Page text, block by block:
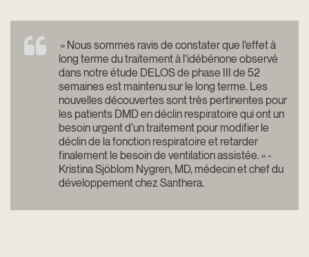
» Nous sommes ravis de constater que l’effet à
long terme du traitement à l’idébénone observé
dans notre étude DELOS de phase III de 52
semaines est maintenu sur le long terme. Les
nouvelles découvertes sont très pertinentes pour
les patients DMD en déclin respiratoire qui ont un
besoin urgent d’un traitement pour modifier le
déclin de la fonction respiratoire et retarder
finalement le besoin de ventilation assistée. » -
Kristina Sjöblom Nygren, MD, médecin et chef du
développement chez Santhera.